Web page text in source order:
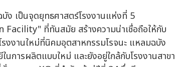
ที่ทันสมัย สร้างความน่าเชื่อถือให้กับ
งงานใหม่ที่นิคมอุตสาหกรรมโรจนะ แหลมฉบัง
นการผลิตแบบใหม่ และยังอยู่ใกล้กับโรงงานสาขา